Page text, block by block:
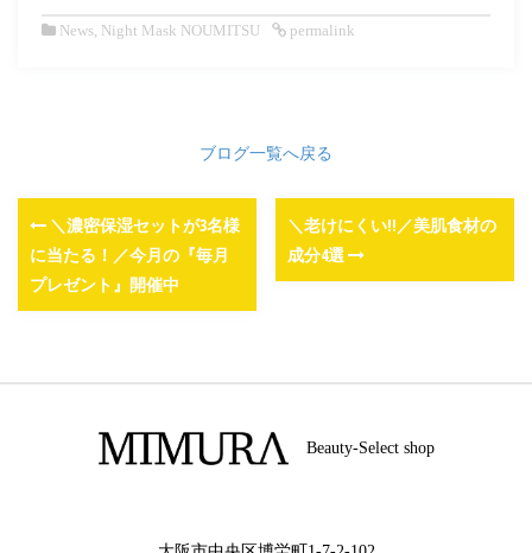
News, Night Mask NOUMITSU permalink
ブログ一覧へ戻る
＼濃密保湿セットが3名様
に当たる！／今月の『毎月
プレゼント』開催中
＼老けにくい!!／美肌食材の
成分4選
Beauty-Select shop